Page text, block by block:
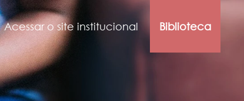
Acessar o site institucional Biblioteca